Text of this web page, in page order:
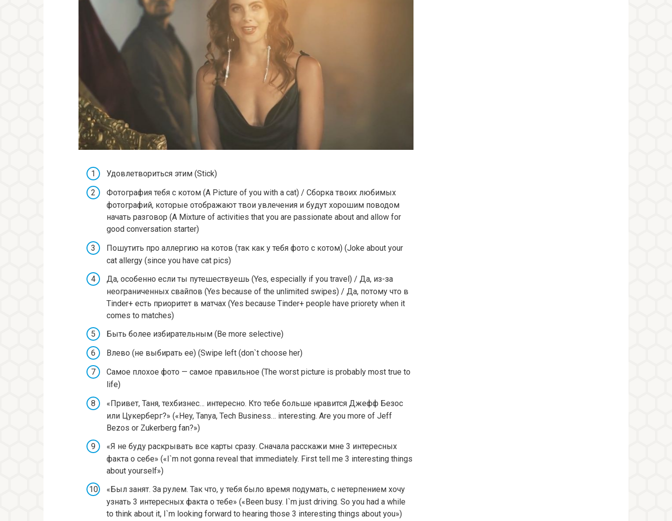
Удовлетвориться этим (Stick)
Фотография тебя с котом (A Picture of you with a cat) / Сборка твоих любимых
фотографий, которые отображают твои увлечения и будут хорошим поводом
начать разговор (A Mixture of activities that you are passionate about and allow for
good conversation starter)
Пошутить про аллергию на котов (так как у тебя фото с котом) (Joke about your
cat allergy (since you have cat pics)
Да, особенно если ты путешествуешь (Yes, especially if you travel) / Да, из-за
неограниченных свайпов (Yes because of the unlimited swipes) / Да, потому что в
Tinder+ есть приоритет в матчах (Yes because Tinder+ people have priorety when it
comes to matches)
Быть более избирательным (Be more selective)
Влево (не выбирать ее) (Swipe left (don`t choose her)
Самое плохое фото — самое правильное (The worst picture is probably most true to
life)
«Привет, Таня, техбизнес… интересно. Кто тебе больше нравится Джефф Безос
или Цукерберг?» («Hey, Tanya, Tech Business… interesting. Are you more of Jeff
Bezos or Zukerberg fan?»)
«Я не буду раскрывать все карты сразу. Сначала расскажи мне 3 интересных
факта о себе» («I`m not gonna reveal that immediately. First tell me 3 interesting things
about yourself»)
«Был занят. За рулем. Так что, у тебя было время подумать, с нетерпением хочу
узнать 3 интересных факта о тебе» («Been busy. I`m just driving. So you had a while
to think about it, I`m looking forward to hearing those 3 interesting things about you»)